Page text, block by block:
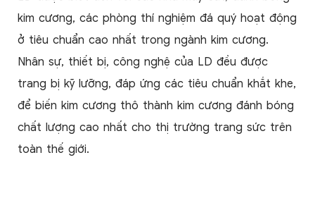
kim cương, các phòng thí nghiệm đá quý hoạt động
ở tiêu chuẩn cao nhất trong ngành kim cương.
Nhân sự, thiết bị, công nghệ của LD đều được
trang bị kỹ lưỡng, đáp ứng các tiêu chuẩn khắt khe,
để biến kim cương thô thành kim cương đánh bóng
chất lượng cao nhất cho thị trường trang sức trên
toàn thế giới.